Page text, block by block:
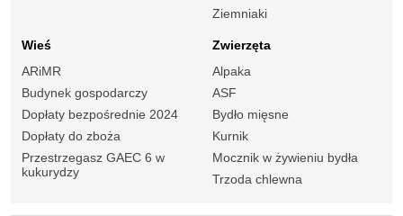
Ziemniaki
Wieś
ARiMR
Budynek gospodarczy
Dopłaty bezpośrednie 2024
Dopłaty do zboża
Przestrzegasz GAEC 6 w
kukurydzy
Zwierzęta
Alpaka
ASF
Bydło mięsne
Kurnik
Mocznik w żywieniu bydła
Trzoda chlewna